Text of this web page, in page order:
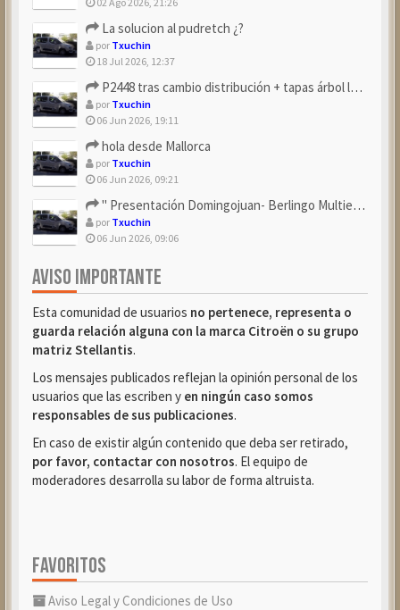
La solucion al pudretch ¿?
por Txuchin
18 Jul 2026, 12:37
P2448 tras cambio distribución + tapas árbol levas
por Txuchin
06 Jun 2026, 19:11
hola desde Mallorca
por Txuchin
06 Jun 2026, 09:21
" Presentación Domingojuan- Berlingo Multiespace Blue ...
por Txuchin
06 Jun 2026, 09:06
AVISO IMPORTANTE
Esta comunidad de usuarios no pertenece, representa o
guarda relación alguna con la marca Citroën o su grupo
matriz Stellantis.
Los mensajes publicados reflejan la opinión personal de los
usuarios que las escriben y en ningún caso somos
responsables de sus publicaciones.
En caso de existir algún contenido que deba ser retirado,
por favor, contactar con nosotros. El equipo de
moderadores desarrolla su labor de forma altruista.
FAVORITOS
Aviso Legal y Condiciones de Uso